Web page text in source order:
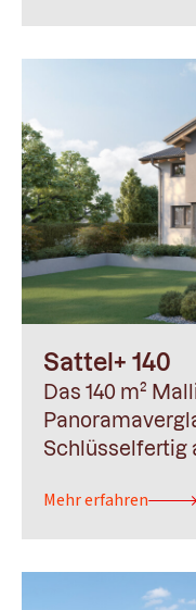
Sattel+ 140
Das 140 m²
Schlüsselfertig
Mehr erfahren